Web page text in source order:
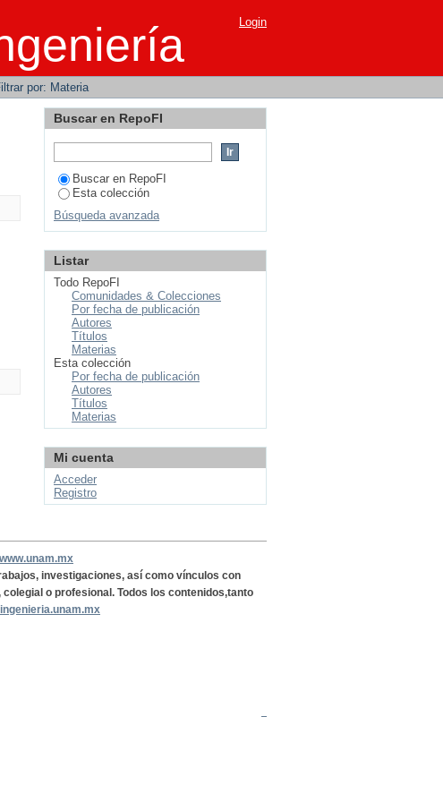
Login
por: Materia
Buscar en RepoFI
Buscar en RepoFI
Esta colección
Búsqueda avanzada
Listar
Todo RepoFI
Comunidades & Colecciones
Por fecha de publicación
Autores
Títulos
Materias
Esta colección
Por fecha de publicación
Autores
Títulos
Materias
Mi cuenta
Acceder
Registro
investigaciones, así como vínculos con
o profesional. Todos los contenidos,tanto